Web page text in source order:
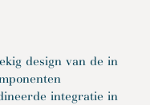
design van de in
integratie in